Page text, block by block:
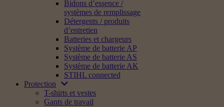
Bidons d’essence /
systèmes de remplissage
Détergents / produits
d’entretien
Batteries et chargeurs
Système de batterie AP
Système de batterie AS
Système de batterie AK
STIHL connected
Protection
T-shirts et vestes
Gants de travail